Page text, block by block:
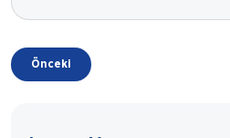
Önceki